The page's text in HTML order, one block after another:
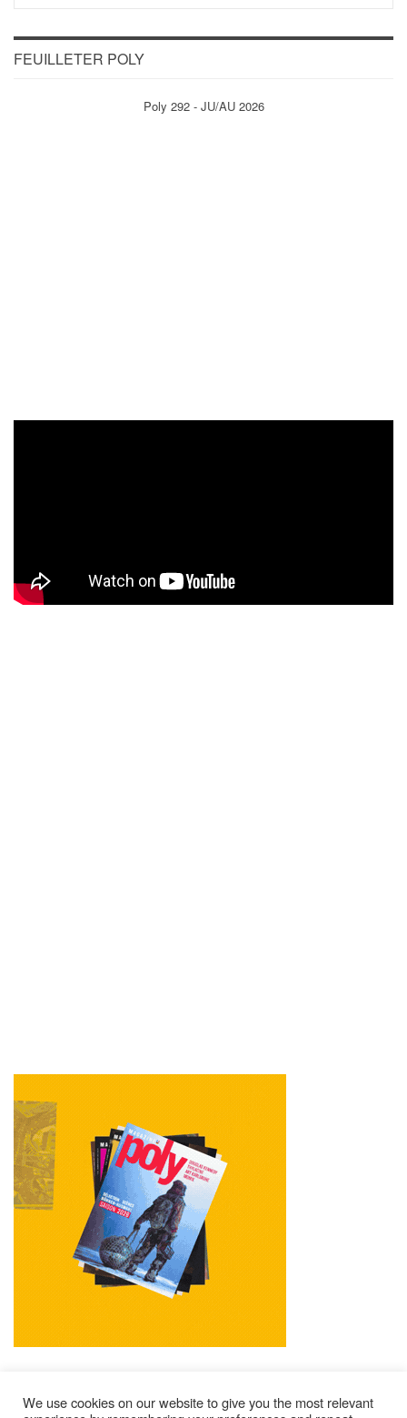
FEUILLETER POLY
Poly 292 - JU/AU 2026
We use cookies on our website to give you the most relevant